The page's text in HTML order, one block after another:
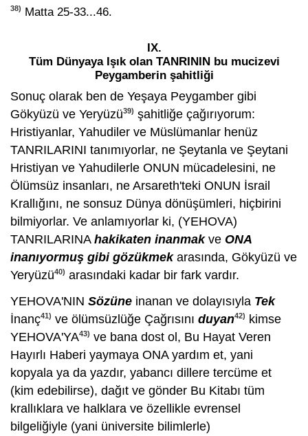
38) Matta 25-33...46.
IX.
Tüm Dünyaya Işık olan TANRININ bu mucizevi
Peygamberin şahitliği
Sonuç olarak ben de Yeşaya Peygamber gibi
Gökyüzü ve Yeryüzü39) şahitliğe çağırıyorum:
Hristiyanlar, Yahudiler ve Müslümanlar henüz
TANRILARINI tanımıyorlar, ne Şeytanla ve Şeytani
Hristiyan ve Yahudilerle ONUN mücadelesini, ne
Ölümsüz insanları, ne Arsareth'teki ONUN İsrail
Krallığını, ne sonsuz Dünya dönüşümleri, hiçbirini
bilmiyorlar. Ve anlamıyorlar ki, (YEHOVA)
TANRILARINA hakikaten inanmakve ONA
inanıyormuş gibi gözükmekarasında, Gökyüzü ve
Yeryüzü40) arasındaki kadar bir fark vardır.
YEHOVA'NIN Sözüne inanan ve dolayısıyla Tek
İnanç41) ve ölümsüzlüğe Çağrısını duyan42) kimse
YEHOVA'YA43) ve bana dost ol, Bu Hayat Veren
Hayırlı Haberi yaymaya ONA yardım et, yani
kopyala ya da yazdır, yabancı dillere tercüme et
(kim edebilirse), dağıt ve gönder Bu Kitabı tüm
krallıklara ve halklara ve özellikle evrensel
bilgeliğiyle (yani üniversite bilimlerle)